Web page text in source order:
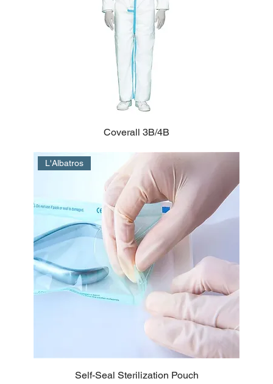
Coverall 3B/4B
L'Albatros
Self-Seal Sterilization Pouch